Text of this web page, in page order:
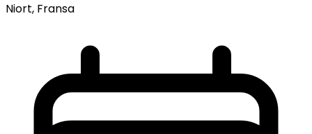
Niort, Fransa